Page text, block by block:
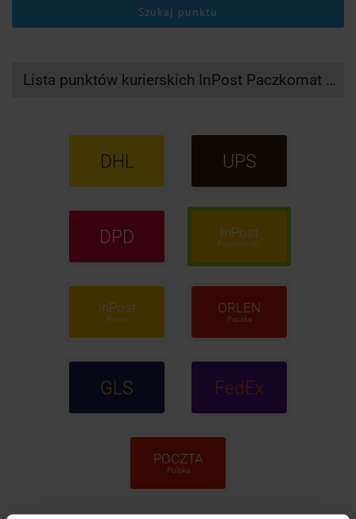
Szukaj punktu
Lista punktów kurierskich InPost Paczkomat Otorowo
DHL UPS
DPD InPost
Paczkomaty
InPost
Kurier
ORLEN
Paczka
GLS FedEx
POCZTA
Polska